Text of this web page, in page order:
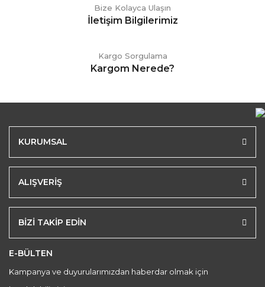
Bize Kolayca Ulaşın
İletişim Bilgilerimiz
Kargo Sorgulama
Kargom Nerede?
KURUMSAL
ALIŞVERİŞ
BİZİ TAKİP EDİN
E-BÜLTEN
Kampanya ve duyurularımızdan haberdar olmak için